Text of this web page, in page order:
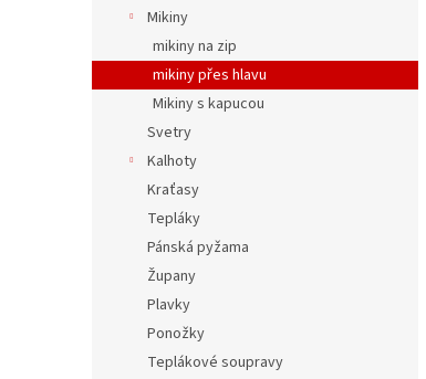
l
Mikiny
mikiny na zip
mikiny přes hlavu
Mikiny s kapucou
Svetry
Kalhoty
Kraťasy
Tepláky
Pánská pyžama
Župany
Plavky
Ponožky
Teplákové soupravy